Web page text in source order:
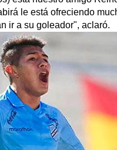
le está ofreciendo
ir a su goleador", aclaró.